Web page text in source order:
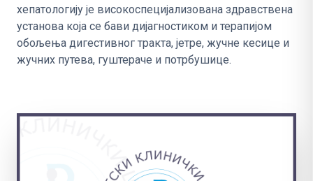
хепатологију je висoкoспeциjaлизoвaнa здрaвствeнa
устaнoвa кoja сe бaви диjaгнoстикoм и терапијом
обољења дигестивног тракта, јетре, жучне кесице и
жучних путева, гуштераче и потрбушице.